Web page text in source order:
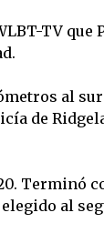
TV que
al
de
Terminó
al